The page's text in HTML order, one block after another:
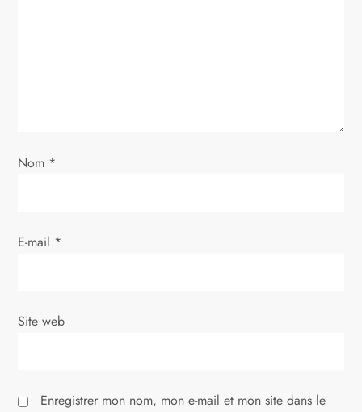
e
Nom *
E-mail *
Site web
Enregistrer mon nom, mon e-mail et mon site dans le